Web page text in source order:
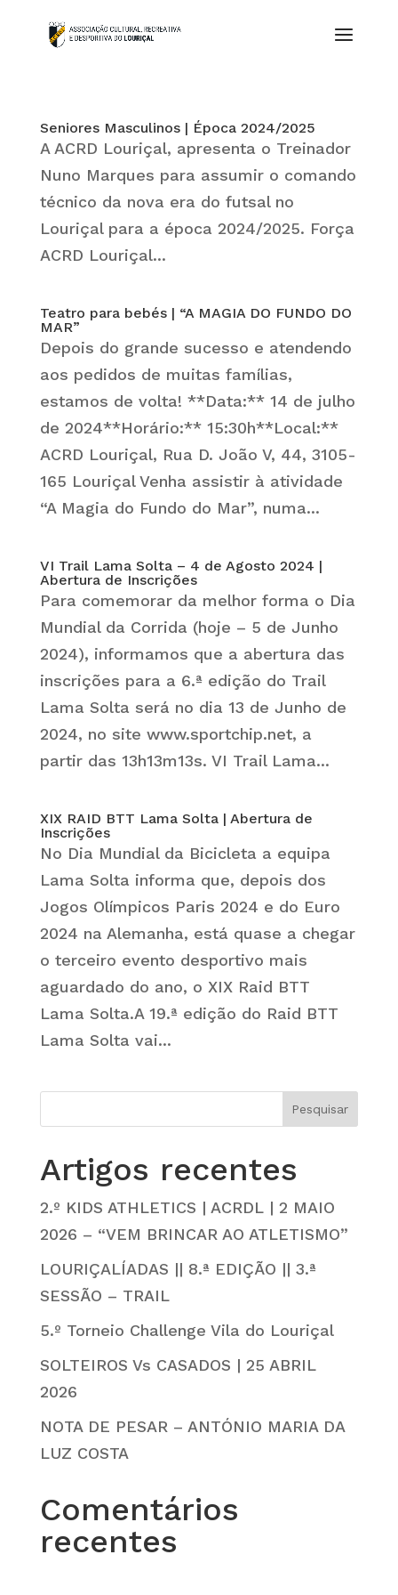
Seniores Masculinos | Época 2024/2025
A ACRD Louriçal, apresenta o Treinador
Nuno Marques para assumir o comando
técnico da nova era do futsal no
Louriçal para a época 2024/2025. Força
ACRD Louriçal...
Teatro para bebés | “A MAGIA DO FUNDO DO
MAR”
Depois do grande sucesso e atendendo
aos pedidos de muitas famílias,
estamos de volta! **Data:** 14 de julho
de 2024**Horário:** 15:30h**Local:**
ACRD Louriçal, Rua D. João V, 44, 3105-
165 Louriçal Venha assistir à atividade
“A Magia do Fundo do Mar”, numa...
VI Trail Lama Solta – 4 de Agosto 2024 |
Abertura de Inscrições
Para comemorar da melhor forma o Dia
Mundial da Corrida (hoje – 5 de Junho
2024), informamos que a abertura das
inscrições para a 6.ª edição do Trail
Lama Solta será no dia 13 de Junho de
2024, no site www.sportchip.net, a
partir das 13h13m13s. VI Trail Lama...
XIX RAID BTT Lama Solta | Abertura de
Inscrições
No Dia Mundial da Bicicleta a equipa
Lama Solta informa que, depois dos
Jogos Olímpicos Paris 2024 e do Euro
2024 na Alemanha, está quase a chegar
o terceiro evento desportivo mais
aguardado do ano, o XIX Raid BTT
Lama Solta.A 19.ª edição do Raid BTT
Lama Solta vai...
Artigos recentes
2.º KIDS ATHLETICS | ACRDL | 2 MAIO
2026 – “VEM BRINCAR AO ATLETISMO”
LOURIÇALÍADAS || 8.ª EDIÇÃO || 3.ª
SESSÃO – TRAIL
5.º Torneio Challenge Vila do Louriçal
SOLTEIROS Vs CASADOS | 25 ABRIL
2026
NOTA DE PESAR – ANTÓNIO MARIA DA
LUZ COSTA
Comentários
recentes